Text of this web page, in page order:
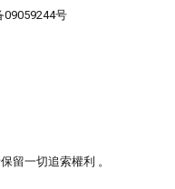
09059244号
留一切追索權利 。